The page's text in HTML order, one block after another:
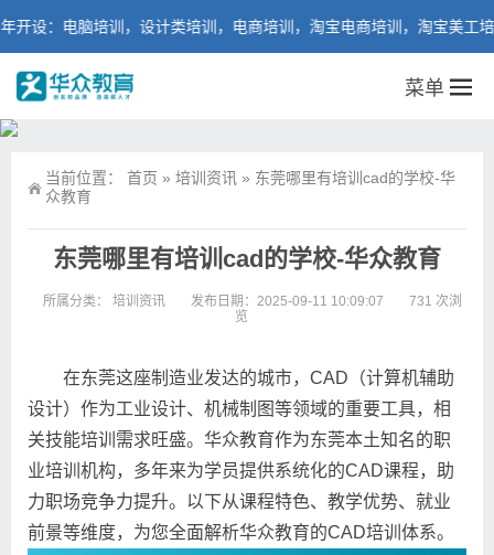
电脑培训，设计类培训，电商培训，淘宝电商培训，淘宝美工培训，
菜单
当前位置： 首页 » 培训资讯 » 东莞哪里有培训cad的学校-华
众教育
东莞哪里有培训cad的学校-华众教育
所属分类： 培训资讯 发布日期：2025-09-11 10:09:07
731 次浏
览
在东莞这座制造业发达的城市，CAD（计算机辅助
设计）作为工业设计、机械制图等领域的重要工具，相
关技能培训需求旺盛。华众教育作为东莞本土知名的职
业培训机构，多年来为学员提供系统化的CAD课程，助
力职场竞争力提升。以下从课程特色、教学优势、就业
前景等维度，为您全面解析华众教育的CAD培训体系。